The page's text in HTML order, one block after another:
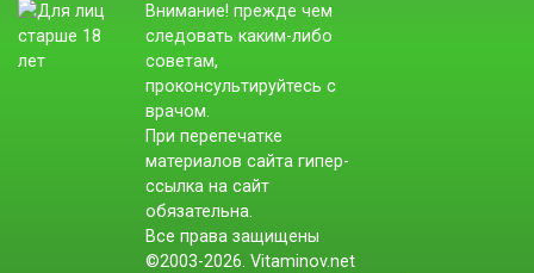
Внимание! прежде чем
следовать каким-либо
советам,
проконсультируйтесь с
врачом.
При перепечатке
материалов сайта гипер-
ссылка на сайт
обязательна.
Все права защищены
©2003-2026. Vitaminov.net